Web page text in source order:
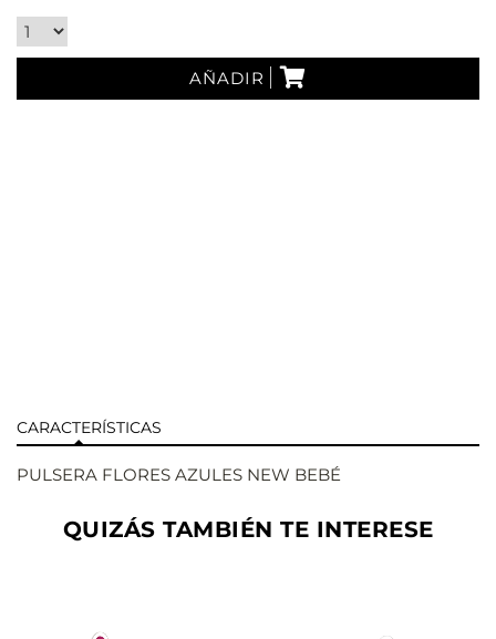
AÑADIR
CARACTERÍSTICAS
PULSERA FLORES AZULES NEW BEBÉ
QUIZÁS TAMBIÉN TE INTERESE